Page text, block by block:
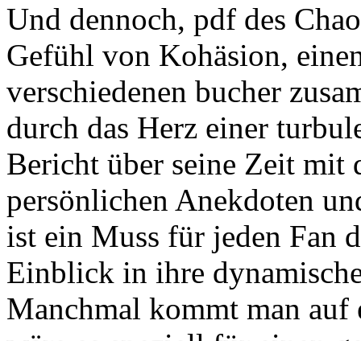
Und dennoch, pdf des
Gefühl von Kohäsion,
verschiedenen bucher
durch das Herz einer
Bericht über seine Zeit mit
persönlichen Anekdoten
ist ein Muss für jeden Fan
Einblick in ihre
Manchmal kommt man